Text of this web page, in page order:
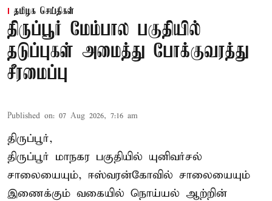
தமிழக செய்திகள்
திருப்பூர் மேம்பால பகுதியில்
தடுப்புகள் அமைத்து போக்குவரத்து
சீரமைப்பு
Published on: 07 Aug 2026, 7:16 am
திருப்பூர்,
திருப்பூர் மாநகர பகுதியில் யுனிவர்சல்
சாலையையும், ஈஸ்வரன்கோவில் சாலையையும்
இணைக்கும் வகையில் நொய்யல் ஆற்றின்